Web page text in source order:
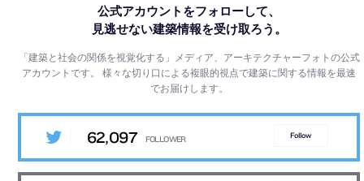
公式アカウントをフォローして、
見逃せない建築情報を受け取ろう。
「建築と社会の関係を視覚化する」メディア、アーキテクチャーフォトの公式
アカウントです。様々な切り口による複眼的視点で建築に関する情報を最速
でお届けします。
62,097 Follow